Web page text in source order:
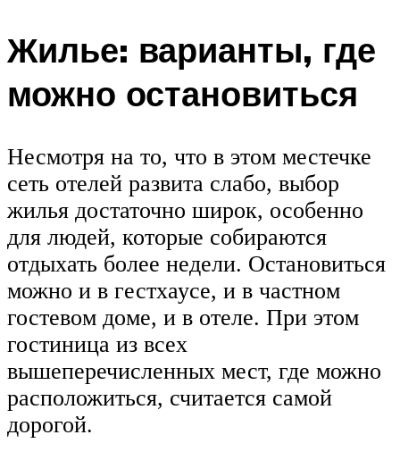
Жилье: варианты, где
можно остановиться
Несмотря на то, что в этом местечке
сеть отелей развита слабо, выбор
жилья достаточно широк, особенно
для людей, которые собираются
отдыхать более недели. Остановиться
можно и в гестхаусе, и в частном
гостевом доме, и в отеле. При этом
гостиница из всех
вышеперечисленных мест, где можно
расположиться, считается самой
дорогой.